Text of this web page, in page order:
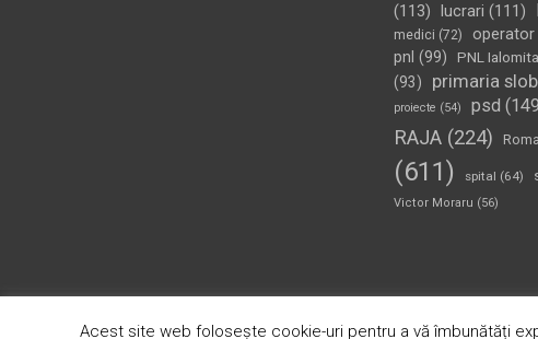
(113) lucrari (111)
medici (72) operator
pnl (99) PNL Ialomita
(93)
primaria
proiecte (54) psd
RAJA(224)
(611)
spital (64)
Victor Moraru (56)
Copyright © 2026Ziarul Știrea Theme by:Theme Horse Proudly
Acest site web folosește cookie-uri pentru a vă îmbunătăți